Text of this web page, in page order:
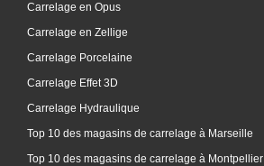
Carrelage en Opus
Carrelage en Zellige
Carrelage Porcelaine
Carrelage Effet 3D
Carrelage Hydraulique
Top 10 des magasins de carrelage à Marseille
Top 10 des magasins de carrelage à Montpellier